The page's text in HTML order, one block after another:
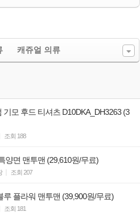
캐쥬얼 의류
모 후드 티셔츠 D10DKA_DH3263 (3
조회 188
양면 맨투맨 (29,610원/무료)
조회 207
플라워 맨투맨 (39,900원/무료)
조회 181